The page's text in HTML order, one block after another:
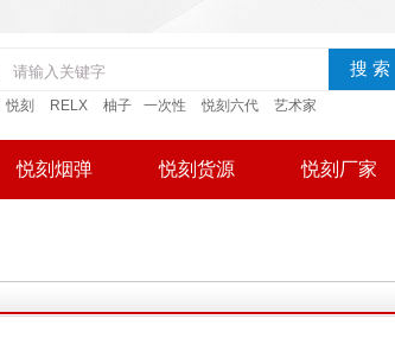
搜 索
悦刻 RELX 柚子 一次性 悦刻六代 艺术家
悦刻烟弹 悦刻货源 悦刻厂家